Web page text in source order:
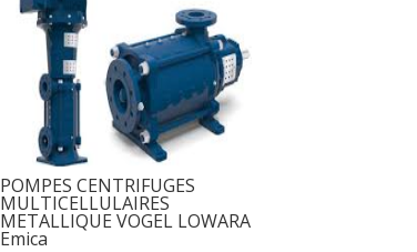
POMPES CENTRIFUGES
MULTICELLULAIRES
METALLIQUE VOGEL LOWARA
Emica